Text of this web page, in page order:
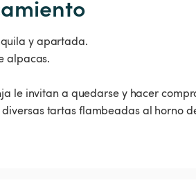
y apartada.
alpacas.
le invitan a quedarse y hacer
tartas flambeadas al horno